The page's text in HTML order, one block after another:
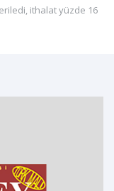
ithalat yüzde 16